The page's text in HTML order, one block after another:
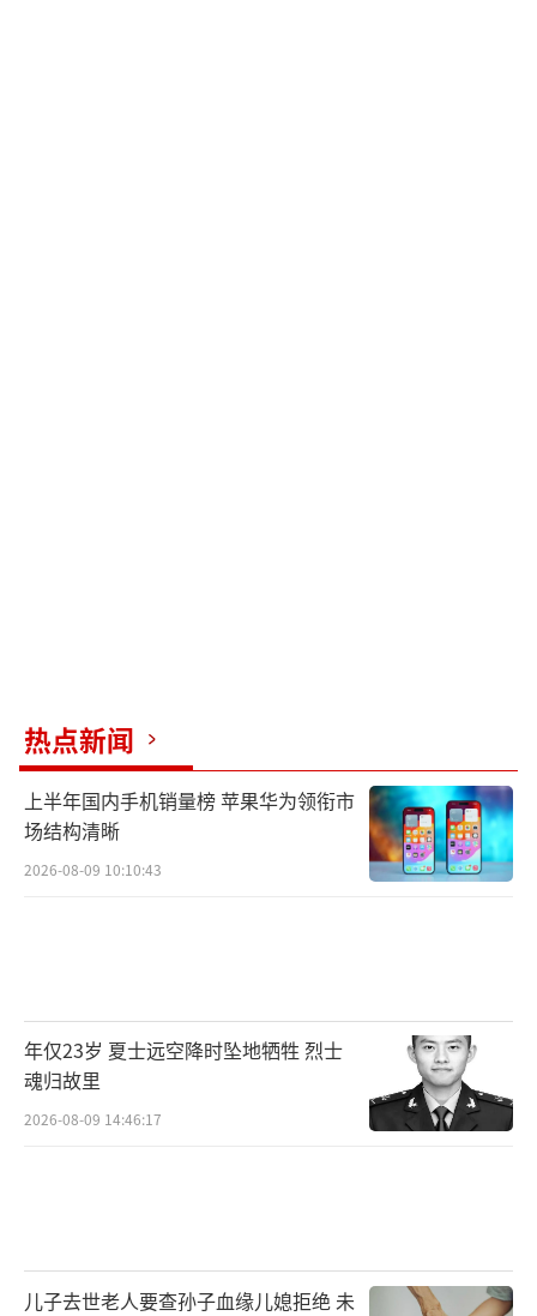
热点新闻
上半年国内手机销量榜 苹果华为领衔市
场结构清晰
2026-08-09 10:10:43
年仅23岁 夏士远空降时坠地牺牲 烈士
魂归故里
2026-08-09 14:46:17
儿子去世老人要查孙子血缘儿媳拒绝 未